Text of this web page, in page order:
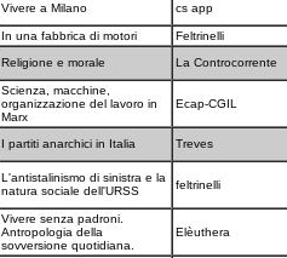
Vivere a Milano cs app
In una fabbrica di motori
Feltrinelli
Religione e morale La Controcorrente
Scienza, macchine,
organizzazione del lavoro in
Marx
Ecap-CGIL
I partiti anarchici in Italia Treves
L'antistalinismo di sinistra e la
natura sociale dell'URSS
feltrinelli
Vivere senza padroni.
Antropologia della
sovversione quotidiana.
Elèuthera